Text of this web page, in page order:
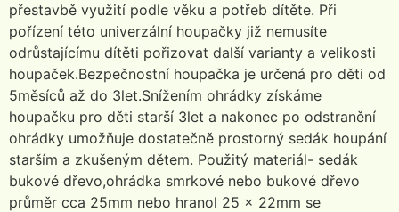
přestavbě využití podle věku a potřeb dítěte. Při
pořízení této univerzální houpačky již nemusíte
odrůstajícímu dítěti pořizovat další varianty a velikosti
houpaček.Bezpečnostní houpačka je určená pro děti od
5měsíců až do 3let.Snížením ohrádky získáme
houpačku pro děti starší 3let a nakonec po odstranění
ohrádky umožňuje dostatečně prostorný sedák houpání
starším a zkušeným dětem. Použitý materiál- sedák
bukové dřevo,ohrádka smrkové nebo bukové dřevo
průměr cca 25mm nebo hranol 25 x 22mm se